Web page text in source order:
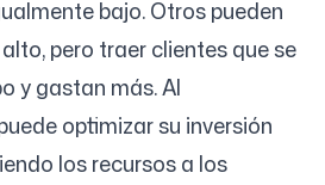
bajo. Otros pueden
pero traer clientes que se
y gastan más. Al
optimizar su inversión
los recursos a los